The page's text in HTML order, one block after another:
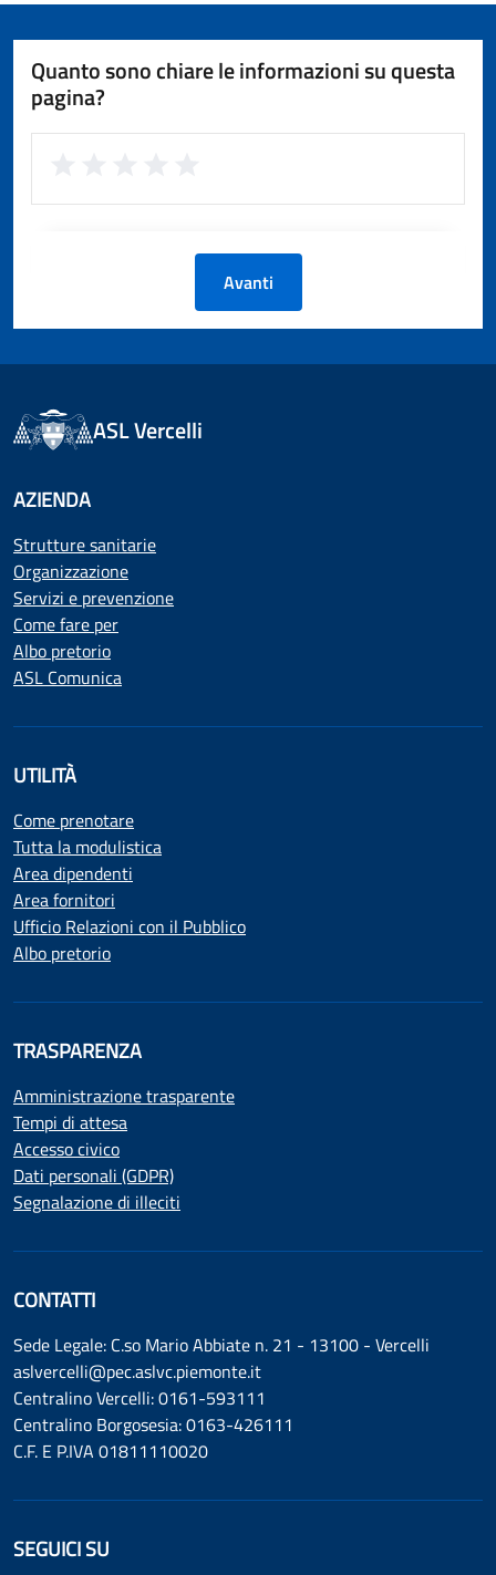
Quanto sono chiare le informazioni su questa
pagina?
Avanti
ASL Vercelli
AZIENDA
Strutture sanitarie
Organizzazione
Servizi e prevenzione
Come fare per
Albo pretorio
ASL Comunica
UTILITÀ
Come prenotare
Tutta la modulistica
Area dipendenti
Area fornitori
Ufficio Relazioni con il Pubblico
Albo pretorio
TRASPARENZA
Amministrazione trasparente
Tempi di attesa
Accesso civico
Dati personali (GDPR)
Segnalazione di illeciti
CONTATTI
Sede Legale: C.so Mario Abbiate n. 21 - 13100 - Vercelli
aslvercelli@pec.aslvc.piemonte.it
Centralino Vercelli: 0161-593111
Centralino Borgosesia: 0163-426111
C.F. E P.IVA 01811110020
SEGUICI SU